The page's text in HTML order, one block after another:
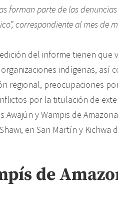
forman parte de las
correspondiente al mes de
del informe tienen que
indígenas, así
regional, preocupaciones
por la titulación de
y Wampis de
en San Martín y Kichwa
de